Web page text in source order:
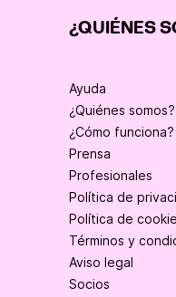
¿QUIÉNES
Ayuda
¿Quiénes somos?
¿Cómo funciona?
Prensa
Profesionales
Política de
Política de
Términos y
Aviso legal
Socios